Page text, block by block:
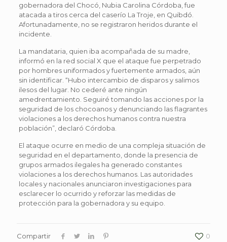
gobernadora del Chocó, Nubia Carolina Córdoba, fue
atacada a tiros cerca del caserío La Troje, en Quibdó.
Afortunadamente, no se registraron heridos durante el
incidente.
La mandataria, quien iba acompañada de su madre,
informó en la red social X que el ataque fue perpetrado
por hombres uniformados y fuertemente armados, aún
sin identificar. “Hubo intercambio de disparos y salimos
ilesos del lugar. No cederé ante ningún
amedrentamiento. Seguiré tomando las acciones por la
seguridad de los chocoanos y denunciando las flagrantes
violaciones a los derechos humanos contra nuestra
población”, declaró Córdoba.
El ataque ocurre en medio de una compleja situación de
seguridad en el departamento, donde la presencia de
grupos armados ilegales ha generado constantes
violaciones a los derechos humanos. Las autoridades
locales y nacionales anunciaron investigaciones para
esclarecer lo ocurrido y reforzar las medidas de
protección para la gobernadora y su equipo.
Compartir 0